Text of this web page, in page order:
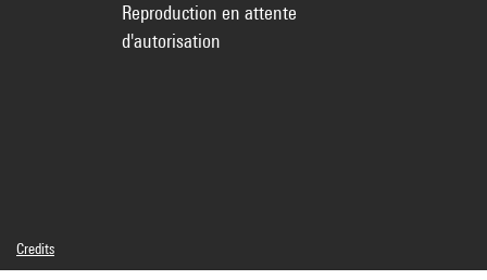
Reproduction en attente
d'autorisation
Credits
© William Klein Estate